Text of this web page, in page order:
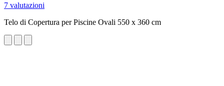
7 valutazioni
Telo di Copertura per Piscine Ovali 550 x 360 cm